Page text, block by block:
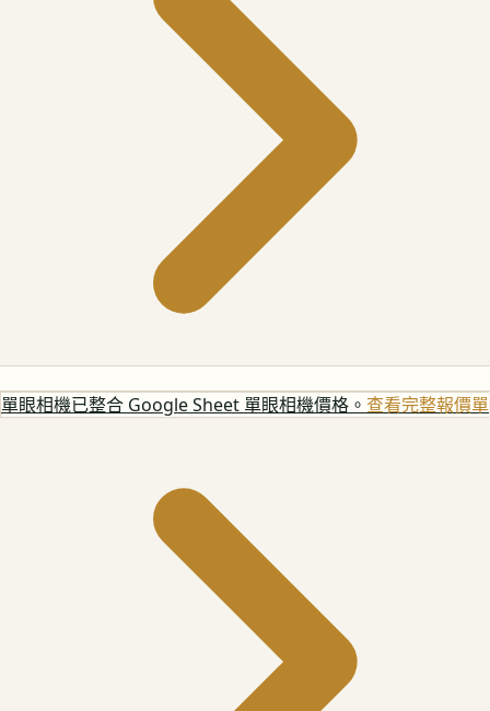
單眼相機已整合 Google Sheet 單眼相機價格。 查看完整報價單